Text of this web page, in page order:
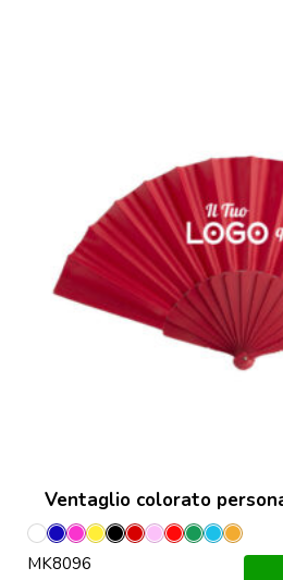
Ventaglio colorato
Bianco
BluFucsia
Giallo
NeroPorpora
RosaRosso
Verde
Azzurro
Orange
MK8096